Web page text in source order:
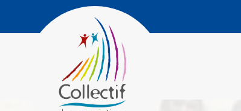
contenu
Collectif
des
Associations
Villeneuve-
Salines